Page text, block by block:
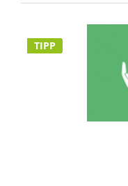
TIPP